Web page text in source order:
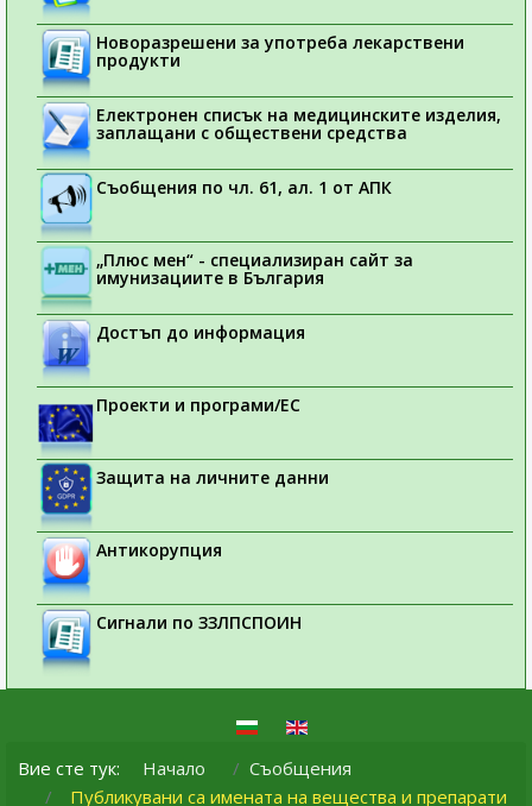
Новоразрешени за употреба лекарствени
продукти
Електронен списък на медицинските изделия,
заплащани с обществени средства
Съобщения по чл. 61, ал. 1 от АПК
„Плюс мен“ - специализиран сайт за
имунизациите в България
Достъп до информация
Проекти и програми/ЕС
Защита на личните данни
Антикорупция
Сигнали по ЗЗЛПСПОИН
Вие сте тук: Начало
Съобщения
Публикувани са имената на вещества и препарати